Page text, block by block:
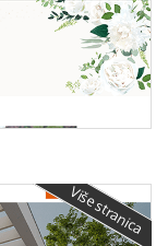
Više stranica